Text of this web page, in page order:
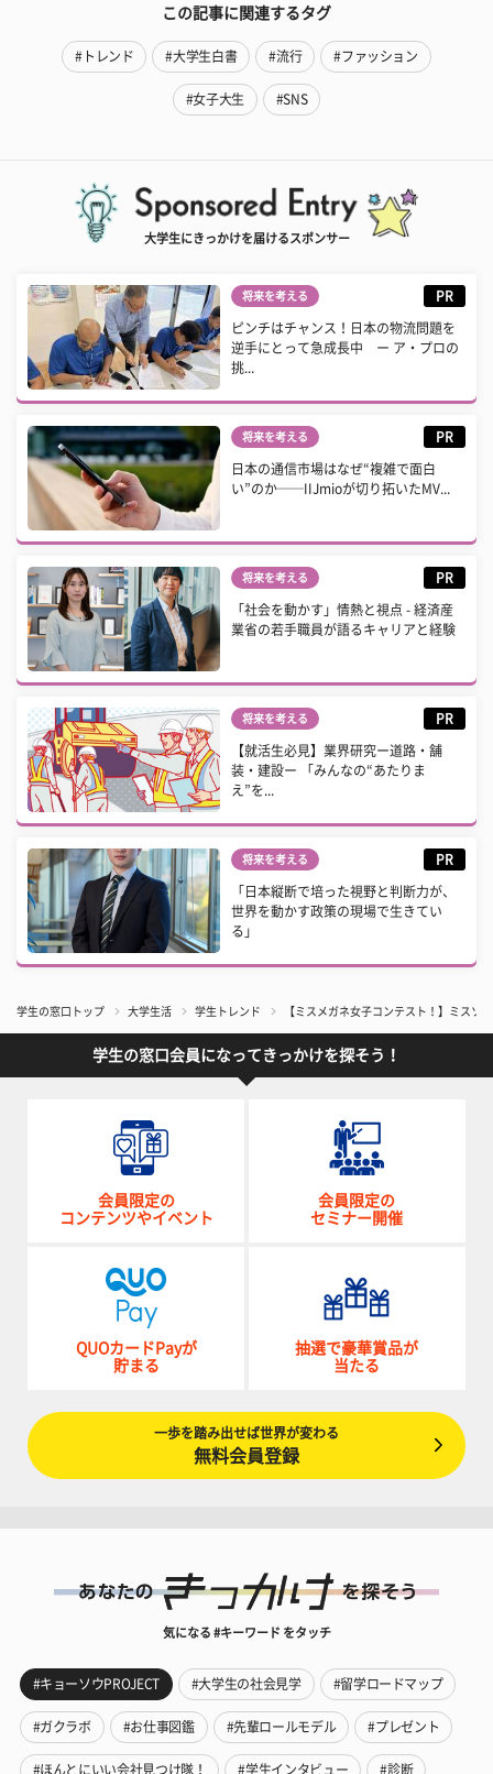
この記事に関連するタグ
#トレンド #大学生白書 #流行 #ファッション
#女子大生 #SNS
大学生にきっかけを届けるスポンサー
将来を考える PR
ピンチはチャンス！日本の物流問題を
逆手にとって急成長中 ー ア・プロの
挑...
将来を考える PR
日本の通信市場はなぜ“複雑で面白
い”のか──IIJmioが切り拓いたMV...
将来を考える PR
「社会を動かす」情熱と視点 - 経済産
業省の若手職員が語るキャリアと経験
将来を考える PR
【就活生必見】業界研究ー道路・舗
装・建設ー 「みんなの“あたりま
え”を...
将来を考える PR
「日本縦断で培った視野と判断力が、
世界を動かす政策の現場で生きてい
る」
学生の窓口トップ 大学生活 学生トレンド 【ミスメガネ女子コンテスト！】ミスソ
学生の窓口会員になってきっかけを探そう！
会員限定の
コンテンツやイベント
会員限定の
セミナー開催
QUOカードPayが
貯まる
抽選で豪華賞品が
当たる
一歩を踏み出せば世界が変わる
無料会員登録
気になる #キーワード をタッチ
#キョーソウPROJECT #大学生の社会見学 #留学ロードマップ
#ガクラボ #お仕事図鑑 #先輩ロールモデル #プレゼント
#ほんとにいい会社見つけ隊！ #学生インタビュー #診断